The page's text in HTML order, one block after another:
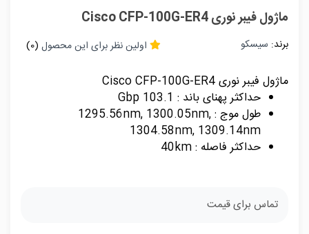
ماژول فیبر نوری Cisco CFP-100G-ER4
برند: سیسکو اولین نظر برای این محصول (0)
ماژول فیبر نوری Cisco CFP-100G-ER4
حداکثر پهنای باند : 103.1 Gbp
طول موج : 1295.56nm, 1300.05nm,
1304.58nm, 1309.14nm
حداکثر فاصله : 40km
تماس برای قیمت